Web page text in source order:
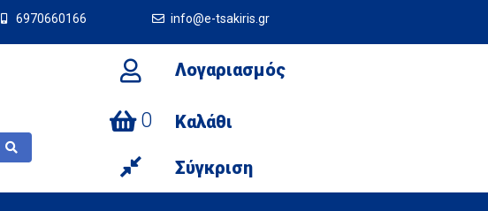
6970660166 info@e-tsakiris.gr
0
Λογαριασμός
Καλάθι
Σύγκριση